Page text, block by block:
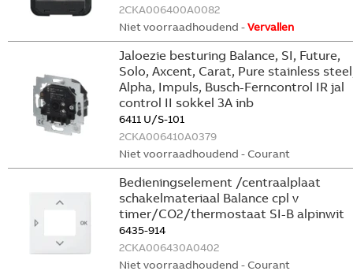
2CKA006400A0082
Niet voorraadhoudend -Vervallen
Jaloezie besturing Balance, SI, Future,
Solo, Axcent, Carat, Pure stainless
Alpha, Impuls, Busch-Ferncontrol IR jal
control II sokkel 3A inb
6411 U/S-101
2CKA006410A0379
Niet voorraadhoudend - Courant
Bedieningselement /centraalplaat
schakelmateriaal Balance cpl v
timer/CO2/thermostaat SI-B alpinwit
6435-914
2CKA006430A0402
Niet voorraadhoudend - Courant